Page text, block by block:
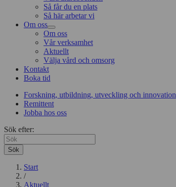
Så får du en plats
Så här arbetar vi
Om oss
Om oss
Vår verksamhet
Aktuellt
Välja vård och omsorg
Kontakt
Boka tid
Forskning, utbildning, utveckling och innovation
Remittent
Jobba hos oss
Sök efter:
Sök
Start
/
Aktuellt